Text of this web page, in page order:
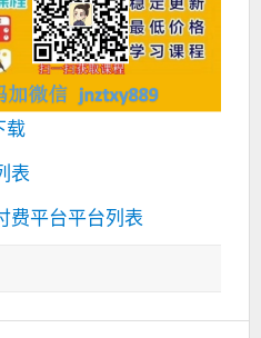
载
表
费平台平台列表